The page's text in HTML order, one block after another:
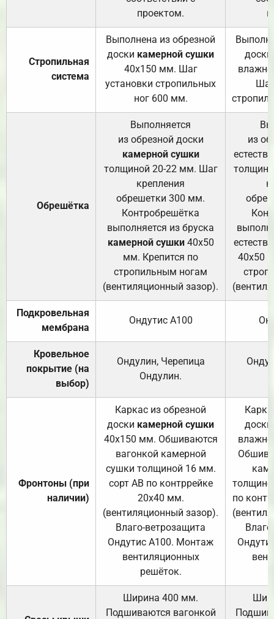
проектом.
Стропильная
система
Выполнена из обрезной
доски камерной сушки
40х150 мм. Шаг
установки стропильных
ног 600 мм.
доски
Обрешётка
Выполняется
из обрезной доски
камерной сушки
толщиной 20-22 мм. Шаг
крепления
обрешетки 300 мм.
Контробрешётка
выполняется из бруска
камерной сушки40х50
мм. Крепится по
стропильным ногам
(вентиляционный зазор).
из
40х50
Подкровельная
мембрана
Ондутис А100
Кровельное
покрытие (на
выбор)
Ондулин, Черепица
Ондулин.
Фронтоны (при
наличии)
Каркас из обрезной
доски камерной сушки
40х150 мм. Обшиваются
вагонкой камерной
сушки толщиной 16 мм.
сорт АВ по контррейке
20х40 мм.
(вентиляционный зазор).
Влаго-ветрозащита
Ондутис А100. Монтаж
вентиляционных
решёток.
доски
по
Ширина 400 мм.
Подшиваются вагонкой